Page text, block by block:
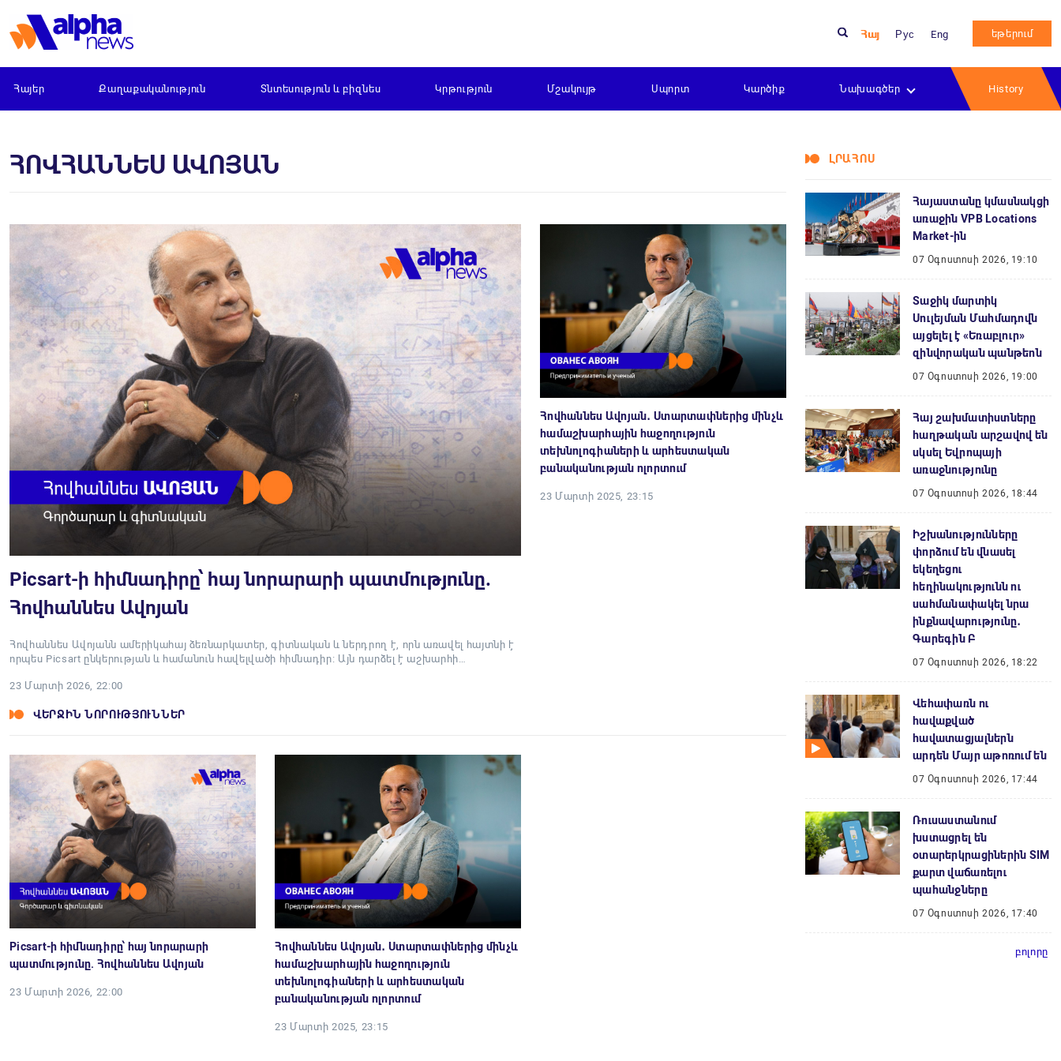
Հայ Рус Eng եթերում
Հայեր Քաղաքականություն Տնտեսություն և բիզնես Կրթություն Մշակույթ Սպորտ Կարծիք Նախագծեր History
ՀՈՎՀԱՆՆԵՍ ԱՎՈՅԱՆ
Picsart-ի հիմնադիրը՝ հայ նորարարի պատմությունը.
Հովհաննես Ավոյան
Հովհաննես Ավոյանն ամերիկահայ ձեռնարկատեր, գիտնական և ներդրող է, որն առավել հայտնի է
որպես Picsart ընկերության և համանուն հավելվածի հիմնադիր։ Այն դարձել է աշխարհի…
23 Մարտի 2026, 22:00
Հովհաննես Ավոյան․ Ստարտափներից մինչև
համաշխարհային հաջողություն
տեխնոլոգիաների և արհեստական
բանականության ոլորտում
23 Մարտի 2025, 23:15
ՎԵՐՋԻՆ ՆՈՐՈՒԹՅՈՒՆՆԵՐ
Picsart-ի հիմնադիրը՝ հայ նորարարի
պատմությունը. Հովհաննես Ավոյան
23 Մարտի 2026, 22:00
Հովհաննես Ավոյան․ Ստարտափներից մինչև
համաշխարհային հաջողություն
տեխնոլոգիաների և արհեստական
բանականության ոլորտում
23 Մարտի 2025, 23:15
ԼՐԱՀՈՍ
Հայաստանը կմասնակցի
առաջին VPB Locations
Market-ին
07 Օգոստոսի 2026, 19:10
Տաջիկ մարտիկ
Սուլեյման Մահմադովն
այցելել է «Եռաբլուր»
զինվորական պանթեոն
07 Օգոստոսի 2026, 19:00
Հայ շախմատիստները
հաղթական արշավով են
սկսել Եվրոպայի
առաջնությունը
07 Օգոստոսի 2026, 18:44
Իշխանությունները
փորձում են վնասել
եկեղեցու
հեղինակությունն ու
սահմանափակել նրա
ինքնավարությունը․
Գարեգին Բ
07 Օգոստոսի 2026, 18:22
Վեհափառն ու
հավաքված
հավատացյալներն
արդեն Մայր աթոռում են
07 Օգոստոսի 2026, 17:44
Ռուսաստանում
խստացրել են
օտարերկրացիներին SIM
քարտ վաճառելու
պահանջները
07 Օգոստոսի 2026, 17:40
բոլորը